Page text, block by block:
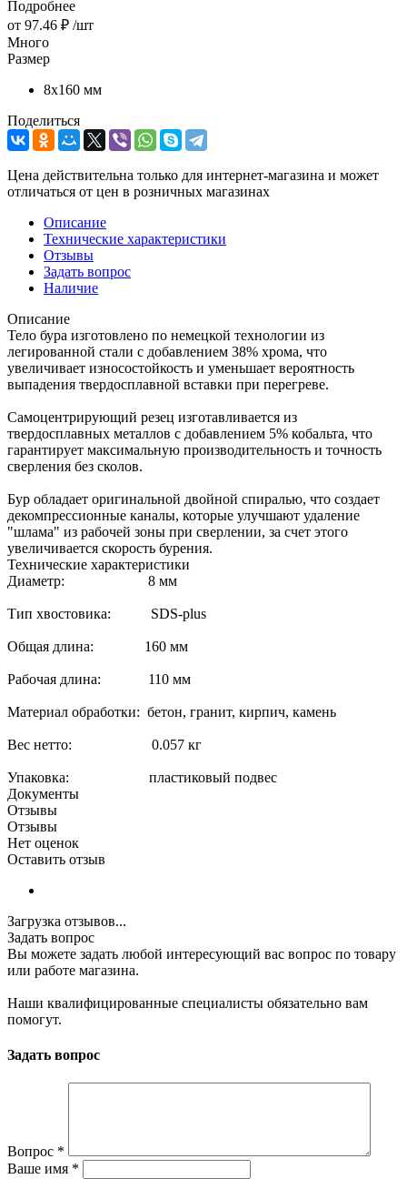
Подробнее
от 97.46 ₽ /шт
Много
Размер
8х160 мм
Поделиться
Цена действительна только для интернет-магазина и может
отличаться от цен в розничных магазинах
Описание
Технические характеристики
Отзывы
Задать вопрос
Наличие
Описание
Тело бура изготовлено по немецкой технологии из
легированной стали с добавлением 38% хрома, что
увеличивает износостойкость и уменьшает вероятность
выпадения твердосплавной вставки при перегреве.
Самоцентрирующий резец изготавливается из
твердосплавных металлов с добавлением 5% кобальта, что
гарантирует максимальную производительность и точность
сверления без сколов.
Бур обладает оригинальной двойной спиралью, что создает
декомпрессионные каналы, которые улучшают удаление
"шлама" из рабочей зоны при сверлении, за счет этого
увеличивается скорость бурения.
Технические характеристики
Диаметр: 8 мм
Тип хвостовика: SDS-plus
Общая длина: 160 мм
Рабочая длина: 110 мм
Материал обработки: бетон, гранит, кирпич, камень
Вес нетто: 0.057 кг
Упаковка: пластиковый подвес
Документы
Отзывы
Отзывы
Нет оценок
Оставить отзыв
Загрузка отзывов...
Задать вопрос
Вы можете задать любой интересующий вас вопрос по товару
или работе магазина.
Наши квалифицированные специалисты обязательно вам
помогут.
Задать вопрос
Вопрос *
Ваше имя *